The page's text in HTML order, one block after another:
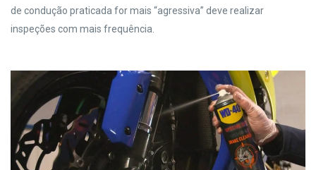
de condução praticada for mais “agressiva” deve realizar
inspeções com mais frequência.